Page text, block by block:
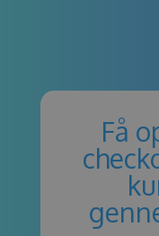
Få